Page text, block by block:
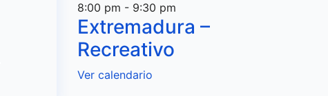
8:00 pm - 9:30 pm
Extremadura –
Recreativo
Ver calendario